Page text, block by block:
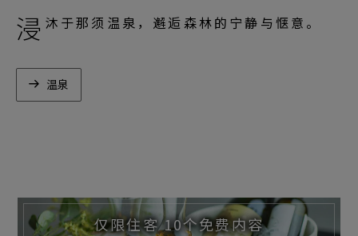
浸 沐于那须温泉，邂逅森林的宁静与惬意。
温泉
仅限住客 10个免费内容